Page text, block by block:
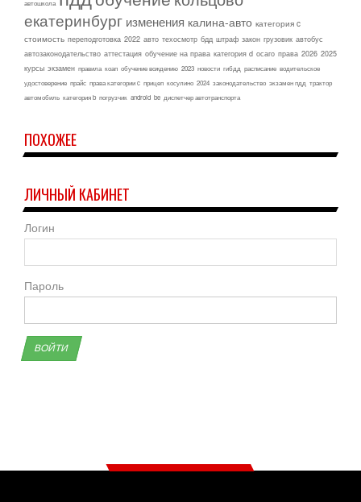
автошкола
екатеринбург изменения калина-авто категория c
стоимость переподготовка 2022 авто техосмотр бдд штраф закон грузовик автобус
автозаконодательство аттестация обучение на права категория d осаго права 2026 2025
курсы экзамен правила коап обучение вождению 2023 новости гибдд расписание водительское
удостоверение прайс права категории c прицеп косулино 2024 законодательство экзамен пдд трактор
автомобиль категория b погрузчик android be диспетчер автотранспорта
ПОХОЖЕЕ
ЛИЧНЫЙ КАБИНЕТ
Логин
Пароль
ВОЙТИ